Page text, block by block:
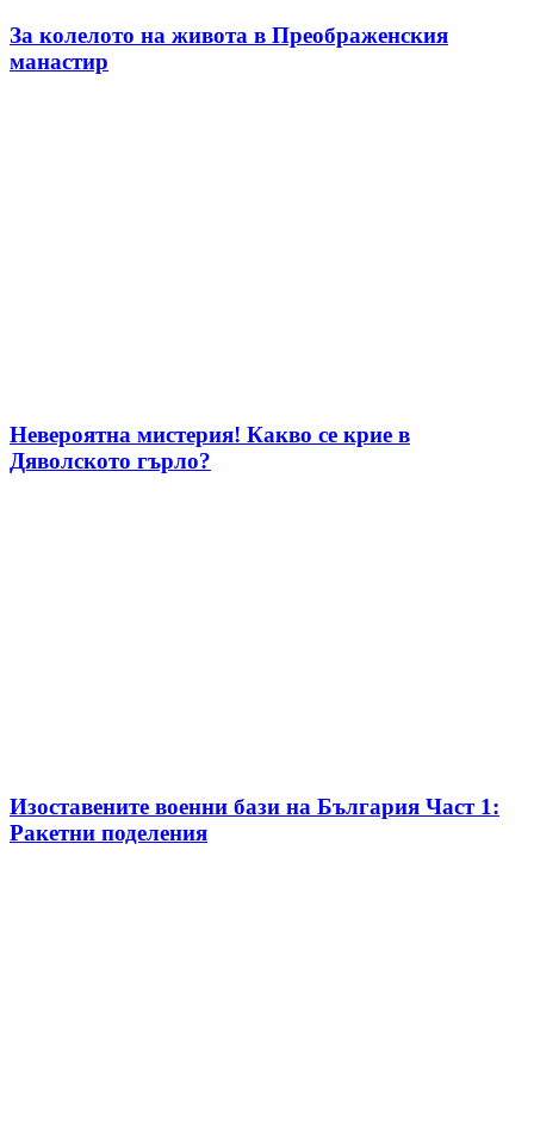
За колелото на живота в Преображенския
манастир
Невероятна мистерия! Какво се крие в
Дяволското гърло?
Изоставените военни бази на България Част 1:
Ракетни поделения